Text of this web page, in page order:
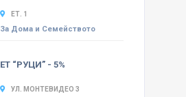
ЕТ. 1
За Дома и Семейството
ЕТ “РУЦИ” - 5%
УЛ. МОНТЕВИДЕО 3